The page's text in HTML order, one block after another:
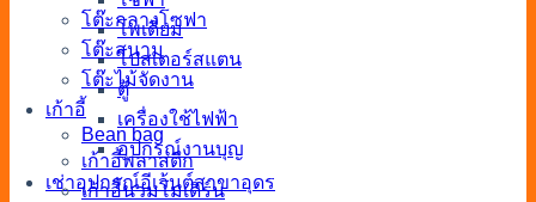
โพเดียม
โปสเตอร์สแตน
ตู้
เครื่องใช้ไฟฟ้า
อุปกรณ์งานบุญ
เช่าอุปกรณ์อีเว้นต์สาขาอุดร
โต๊ะกลางโซฟา
โต๊ะสนาม
โต๊ะไม้จัดงาน
เก้าอี้
Bean bag
เก้าอี้พลาสติก
เก้าอี้นวมโมเดิร์น